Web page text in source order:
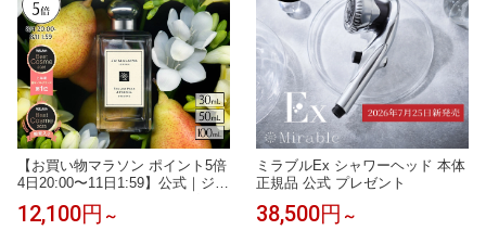
【お買い物マラソン ポイント5倍
4日20:00〜11日1:59】公式｜ジョ
ー マローン ロンドン イングリッ
シュ ペアー ＆ フリージア コロ
12,100円 ～
ミラブルEx シャワーヘッド 本体
正規品 公式 プレゼント
38,500円 ～